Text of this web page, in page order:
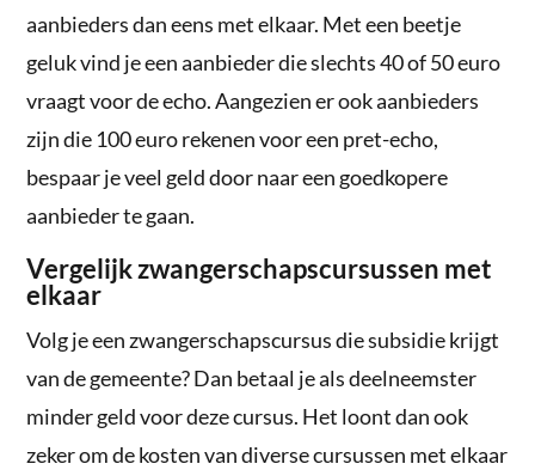
aanbieders dan eens met elkaar. Met een beetje
geluk vind je een aanbieder die slechts 40 of 50 euro
vraagt voor de echo. Aangezien er ook aanbieders
zijn die 100 euro rekenen voor een pret-echo,
bespaar je veel geld door naar een goedkopere
aanbieder te gaan.
Vergelijk zwangerschapscursussen met
elkaar
Volg je een zwangerschapscursus die subsidie krijgt
van de gemeente? Dan betaal je als deelneemster
minder geld voor deze cursus. Het loont dan ook
zeker om de kosten van diverse cursussen met elkaar